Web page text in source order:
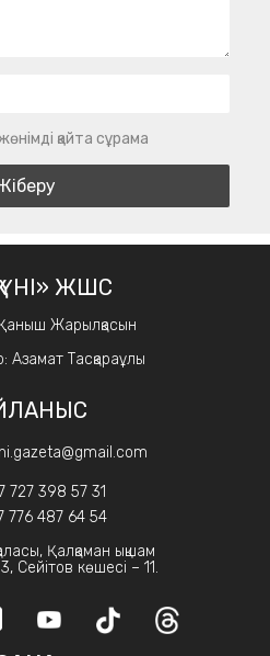
қайта сұрама
ҮНІ» ЖШС
Жарылқасын
Азамат Тасқараұлы
727 398 57 31
776 487 64 54
Қалқаман ықшам
Сейітов көшесі – 11.